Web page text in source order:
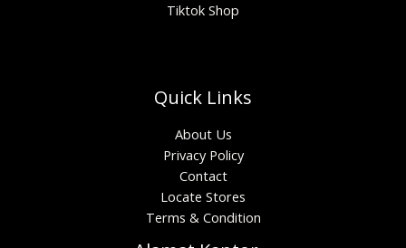
Tiktok Shop
Quick Links
About Us
Privacy Policy
Contact
Locate Stores
Terms & Condition